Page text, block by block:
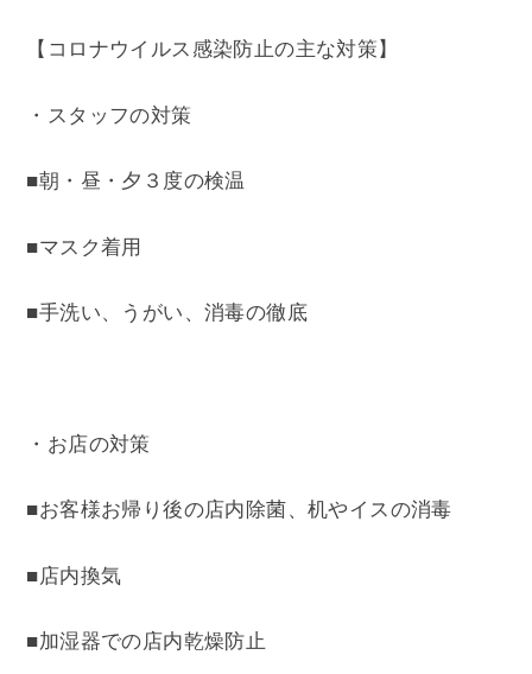
【コロナウイルス感染防止の主な対策】
・スタッフの対策
■朝・昼・夕３度の検温
■マスク着用
■手洗い、うがい、消毒の徹底
・お店の対策
■お客様お帰り後の店内除菌、机やイスの消毒
■店内換気
■加湿器での店内乾燥防止